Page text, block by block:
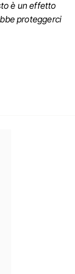
è un effetto
proteggerci